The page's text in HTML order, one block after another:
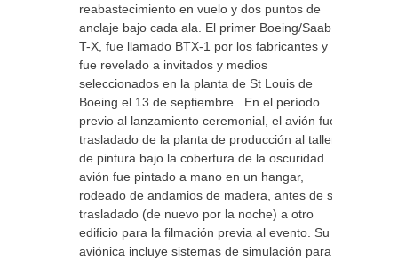
reabastecimiento en vuelo y dos puntos de
anclaje bajo cada ala. El primer Boeing/Saab
T-X, fue llamado BTX-1 por los fabricantes y
fue revelado a invitados y medios
seleccionados en la planta de St Louis de
Boeing el 13 de septiembre. En el período
previo al lanzamiento ceremonial, el avión fue
trasladado de la planta de producción al taller
de pintura bajo la cobertura de la oscuridad. El
avión fue pintado a mano en un hangar,
rodeado de andamios de madera, antes de ser
trasladado (de nuevo por la noche) a otro
edificio para la filmación previa al evento. Su
aviónica incluye sistemas de simulación para el